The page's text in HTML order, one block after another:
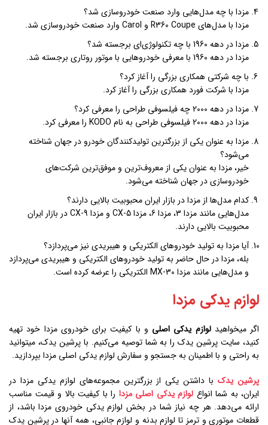
مزدا با چه مدل‌هایی وارد صنعت خودروسازی شد؟
مزدا با مدل‌های R360 Coupe و Carol وارد صنعت خودروسازی شد.
مزدا در دهه 1960 با چه تکنولوژی‌ای برجسته شد؟
مزدا در دهه 1960 با معرفی خودروهایی با موتور روتاری برجسته شد.
با چه شرکتی همکاری بزرگی را آغاز کرد؟
مزدا با شرکت فورد همکاری بزرگی را آغاز کرد.
مزدا در دهه 2000 چه فیلسوفی طراحی را معرفی کرد؟
مزدا در دهه 2000 فیلسوفی طراحی به نام KODO را معرفی کرد.
مزدا به عنوان یکی از بزرگترین تولیدکنندگان خودرو در جهان شناخته
می‌شود؟
خیر، مزدا به عنوان یکی از معروف‌ترین و موفق‌ترین شرکت‌های
خودروسازی در جهان شناخته می‌شود.
کدام مدل‌ها از مزدا در بازار ایران محبوبیت بالایی دارند؟
مدل‌هایی مانند مزدا 3، مزدا 6، مزدا CX-5 و مزدا CX-9 در بازار ایران
محبوبیت بالایی دارند.
آیا مزدا به تولید خودروهای الکتریکی و هیبریدی نیز می‌پردازد؟
بله، مزدا در حال حاضر به تولید خودروهای الکتریکی و هیبریدی می‌پردازد
و مدل‌هایی مانند مزدا MX-30 الکتریکی را عرضه کرده است.
لوازم یدکی مزدا
اگر میخواهیدلوازم یدکی اصلی و با کیفیت برای خودروی مزدا خود تهیه
کنید، سایت پرشین یدک را به شما توصیه می‌کنیم. با پرشین یدک، میتوانید
به راحتی و با اطمینان به جستجو و سفارش لوازم یدکی اصلی مزدا بپردازید.
پرشین یدکبا داشتن یکی از بزرگترین مجموعه‌های لوازم یدکی مزدا در
ایران، به شما انواع لوازم یدکی اصلی مزدا را با کیفیت بالا و قیمت مناسب
ارائه می‌دهد. هر چه نیاز شما در بخش لوازم یدکی خودروی مزدا باشد، از
قطعات موتوری و ترمز تا لوازم بدنه و لوازم جانبی، همه آنها در پرشین یدک